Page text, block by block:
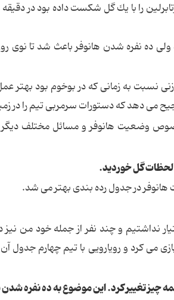
ده نفره شدن هانوفر باعث شد تا نوی
نسبت به زمانی كه در بوخوم بود بهتر
می دهد كه دستورات سرمربی تیم را در
وضعیت هانوفر و مسائل مختلف دیگر
لحظات گل خوردید.
هانوفر در جدول رده بندی بهتر می شد.
نداشتیم و چند نفر از جمله خود من نیز
كرد و رویارویی با تیم چهارم جدول
چیز تغییر كرد. این موضوع به ده نفره